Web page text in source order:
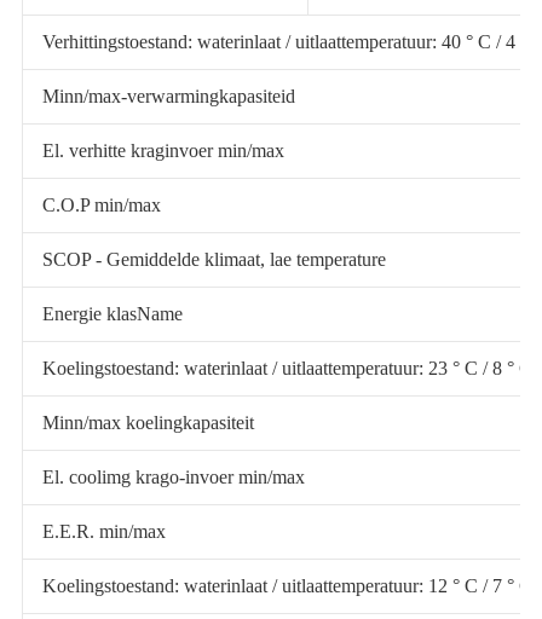
Verhittingstoestand: waterinlaat / uitlaattemperatuur: 40 ° C / 4
Minn/max-verwarmingkapasiteid
El. verhitte kraginvoer min/max
C.O.P min/max
SCOP - Gemiddelde klimaat, lae temperature
Energie klasName
Koelingstoestand: waterinlaat / uitlaattemperatuur: 23 ° C / 8 °
Minn/max koelingkapasiteit
El. coolimg krago-invoer min/max
E.E.R. min/max
Koelingstoestand: waterinlaat / uitlaattemperatuur: 12 ° C / 7 °